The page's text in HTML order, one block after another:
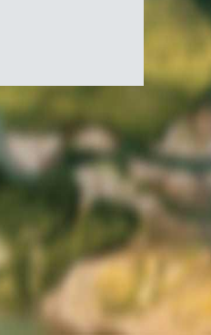
Canada